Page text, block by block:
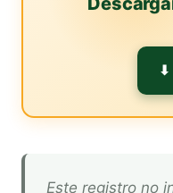
⬇
Este registro no incluye descripción